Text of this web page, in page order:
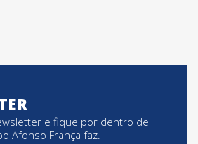
e fique por dentro de
Afonso França faz.